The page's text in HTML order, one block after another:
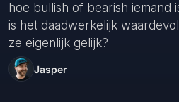
hoe bullish of bearish iemand
is het daadwerkelijk
ze eigenlijk gelijk?
Jasper